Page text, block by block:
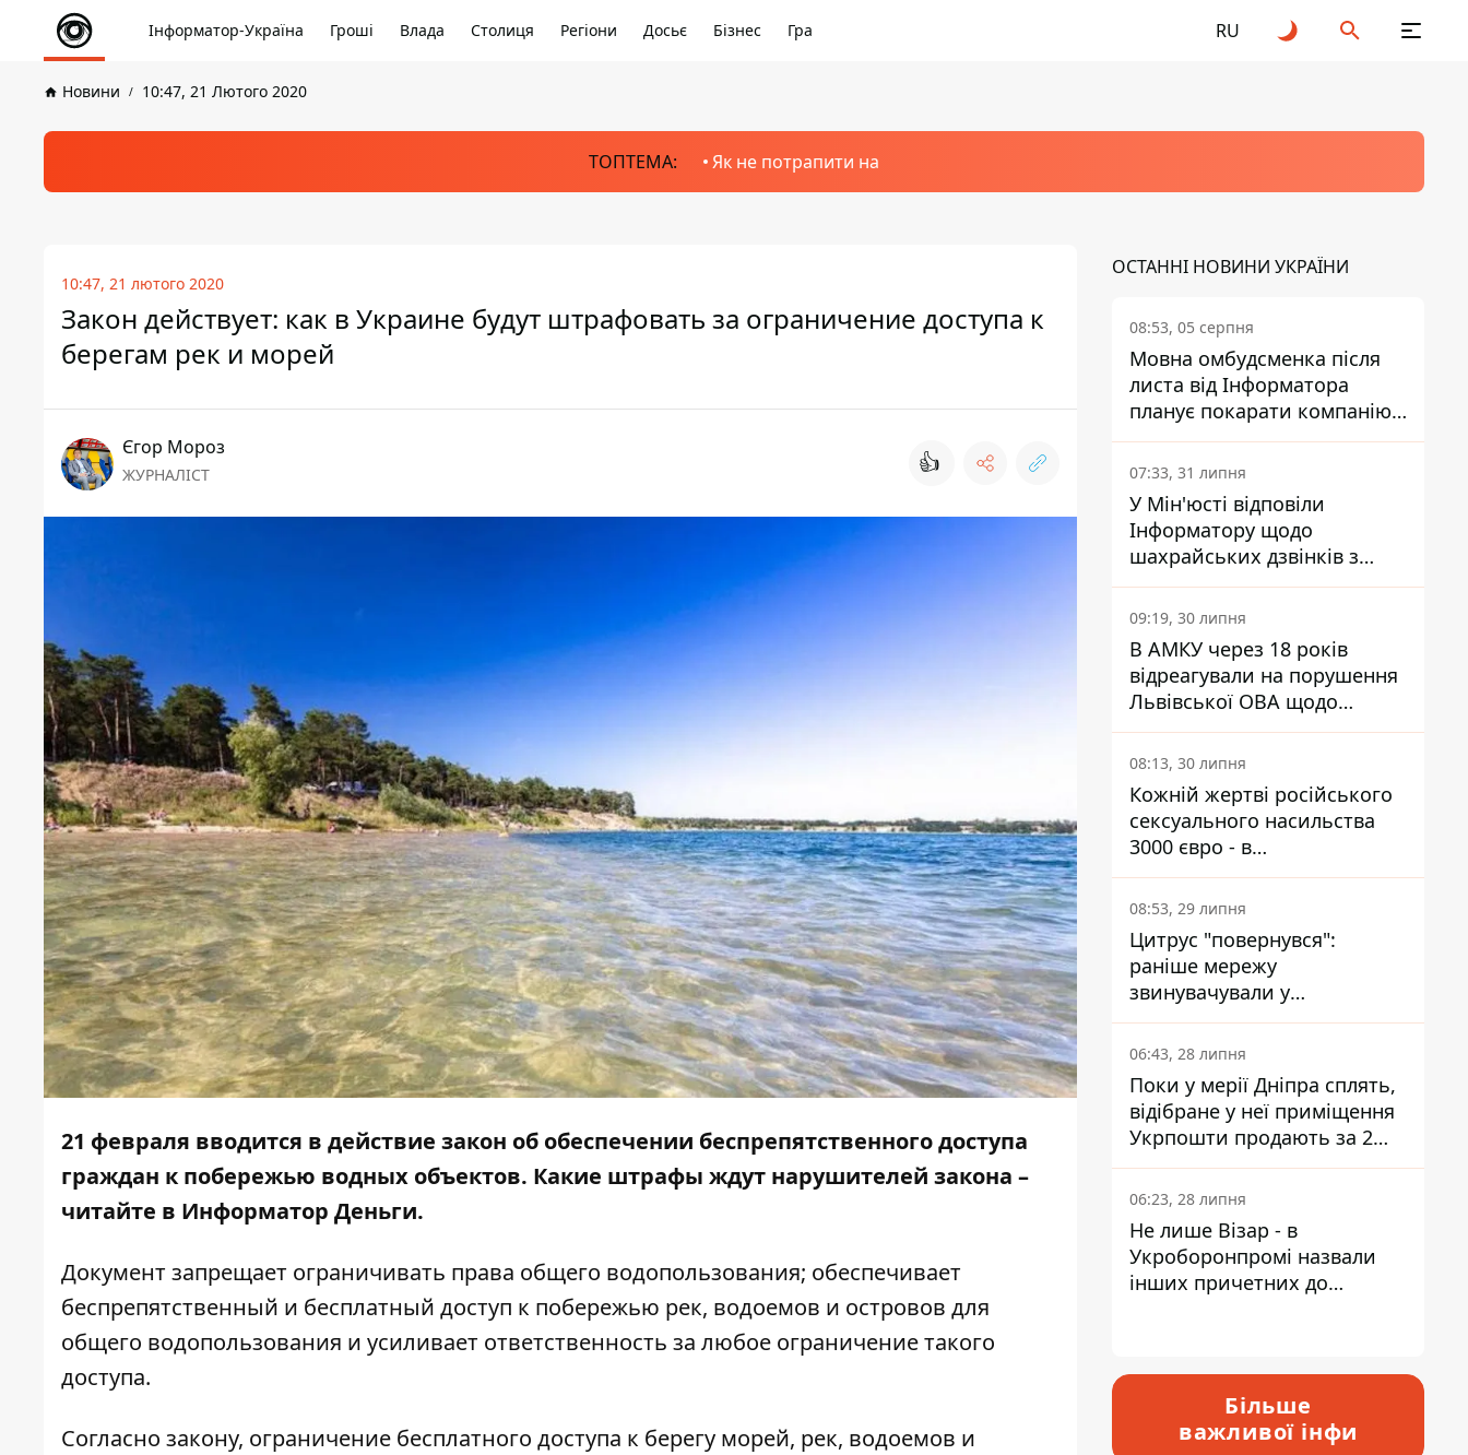
Інформатор-Україна Гроші Влада Столиця Регіони Досьє Бізнес Гра RU
Новини 10:47, 21 Лютого 2020
ТОПТЕМА: Як не потрапити на
10:47, 21 лютого 2020
Закон действует: как в Украине будут штрафовать за ограничение доступа к
берегам рек и морей
Єгор Мороз
ЖУРНАЛІСТ 👍
21 февраля вводится в действие закон об обеспечении беспрепятственного доступа
граждан к побережью водных объектов. Какие штрафы ждут нарушителей закона –
читайте в Информатор Деньги.
Документ запрещает ограничивать права общего водопользования; обеспечивает
беспрепятственный и бесплатный доступ к побережью рек, водоемов и островов для
общего водопользования и усиливает ответственность за любое ограничение такого
доступа.
Согласно закону, ограничение бесплатного доступа к берегу морей, рек, водоемов и
ОСТАННІ НОВИНИ УКРАЇНИ
08:53, 05 серпня
Мовна омбудсменка після
листа від Інформатора
планує покарати компанію-
підрядника ПриватБанку
07:33, 31 липня
У Мін'юсті відповіли
Інформатору щодо
шахрайських дзвінків з
камери Сумського СІЗО так,
що ніхто нічого не зрозумів
09:19, 30 липня
В АМКУ через 18 років
відреагували на порушення
Львівської ОВА щодо
харчування у закладах
освіти
08:13, 30 липня
Кожній жертві російського
сексуального насильства
3000 євро - в
Мінсоцполітики пояснили
Інформатору, звідки на це
гроші
08:53, 29 липня
Цитрус "повернувся":
раніше мережу
звинувачували у
контрабанді техніки та
ухиленні від сплати
податків
06:43, 28 липня
Поки у мерії Дніпра сплять,
відібране у неї приміщення
Укрпошти продають за 2
мільйони
06:23, 28 липня
Не лише Візар - в
Укроборонпромі назвали
інших причетних до
Більше
важливої інфи